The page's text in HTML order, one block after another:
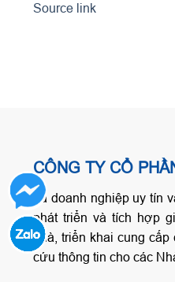
Source link
CÔNG TY CỔ
Là doanh nghiệp uy tín
phát triển và tích hợp
nhà, triển khai cung
cứu thông tin cho các